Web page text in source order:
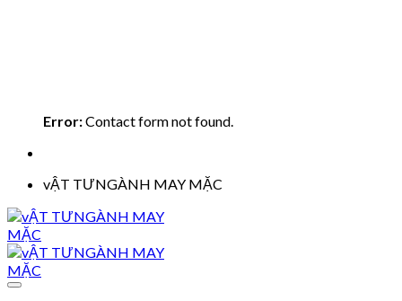
Error:Contact form not found.
vẬT TƯNGÀNH MAY MẶC